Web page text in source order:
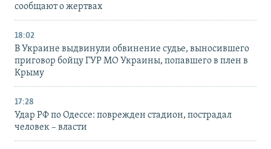
сообщают о жертвах
18:02
В Украине выдвинули обвинение судье, выносившего
приговор бойцу ГУР МО Украины, попавшего в плен в
Крыму
17:28
Удар РФ по Одессе: поврежден стадион, пострадал
человек – власти